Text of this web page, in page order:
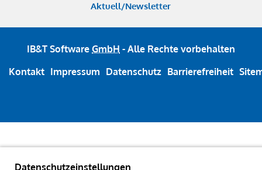
Datenschutzeinstellungen
Aktuell/Newsletter
IB&T Software GmbH - Alle Rechte vorbehalten
Kontakt Impressum Datenschutz Barrierefreiheit